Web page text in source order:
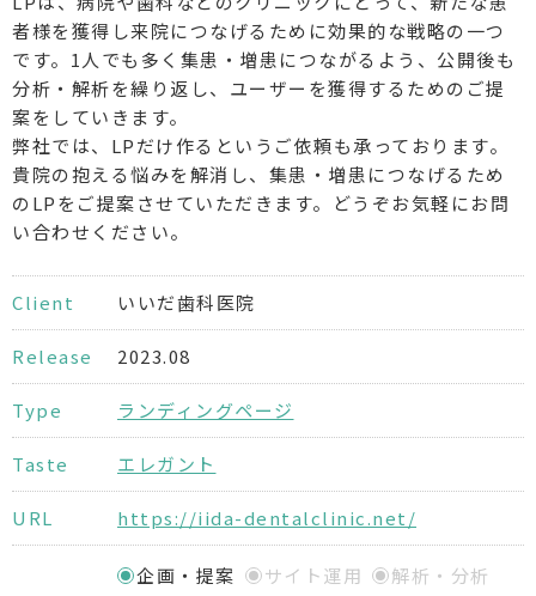
者様を獲得し来院につなげるために効果的な戦略の一つ
です。1人でも多く集患・増患につながるよう、公開後も
分析・解析を繰り返し、ユーザーを獲得するためのご提
案をしていきます。
弊社では、LPだけ作るというご依頼も承っております。
貴院の抱える悩みを解消し、集患・増患につなげるため
のLPをご提案させていただきます。どうぞお気軽にお問
い合わせください。
Client いいだ歯科医院
Release 2023.08
Type ランディングページ
Taste エレガント
URL https://iida-dentalclinic.net/
企画・提案 サイト運用
解析・分析